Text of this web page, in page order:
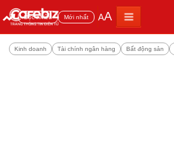
Đọc nhiều Mới nhất AA
Kinh doanh Tài chính ngân hàng Bất động sản